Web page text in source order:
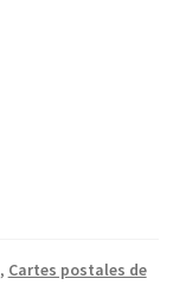
, Cartes postales de